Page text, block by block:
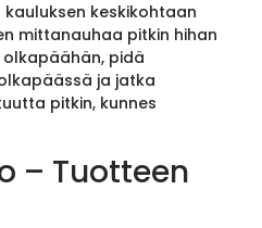
keskikohtaan
mittanauhaa pitkin hihan
pidä
ja jatka
pitkin, kunnes
– Tuotteen